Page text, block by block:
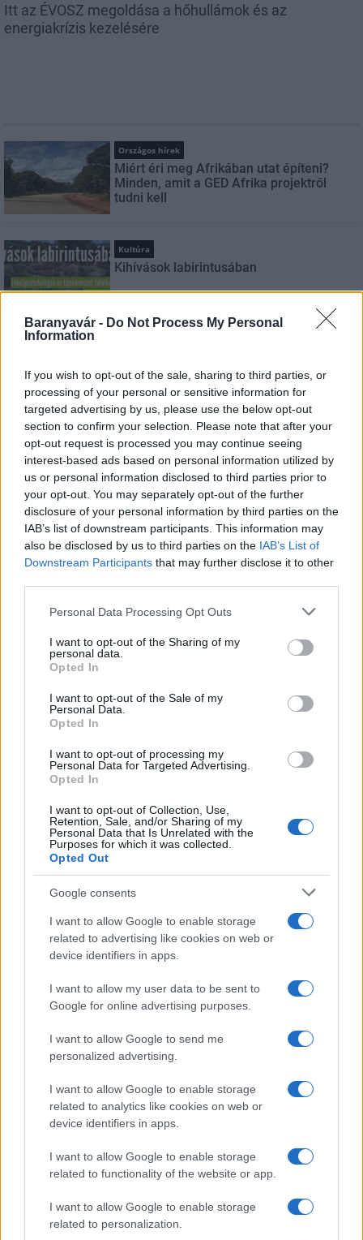
Baranyavár - Do Not Process My Personal
Information
If you wish to opt-out of the sale, sharing to third parties, or
processing of your personal or sensitive information for
targeted advertising by us, please use the below opt-out
section to confirm your selection. Please note that after your
opt-out request is processed you may continue seeing
interest-based ads based on personal information utilized by
us or personal information disclosed to third parties prior to
your opt-out. You may separately opt-out of the further
disclosure of your personal information by third parties on the
IAB’s list of downstream participants. This information may
also be disclosed by us to third parties on the IAB’s List of
Downstream Participants that may further disclose it to other
Please note that this website/app uses one or more Google
not limited to your visit or usage behaviour. You may click to
grant or deny consent to Google and its third-party tags to
use your data for below specified purposes in below Google
consent section.
Personal Data Processing Opt Outs
I want to opt-out of the Sharing of my
personal data.
Opted In
I want to opt-out of the Sale of my
Personal Data.
Opted In
I want to opt-out of processing my
Personal Data for Targeted Advertising.
Opted In
I want to opt-out of Collection, Use,
Retention, Sale, and/or Sharing of my
Personal Data that Is Unrelated with the
Purposes for which it was collected.
Opted Out
Google consents
I want to allow Google to enable storage
related to advertising like cookies on web or
device identifiers in apps.
I want to allow my user data to be sent to
Google for online advertising purposes.
I want to allow Google to send me
personalized advertising.
I want to allow Google to enable storage
related to analytics like cookies on web or
device identifiers in apps.
I want to allow Google to enable storage
related to functionality of the website or app.
I want to allow Google to enable storage
related to personalization.
Itt az ÉVOSZ megoldása a hőhullámok és az
energiakrízis kezelésére
Országos hírek
Miért éri meg Afrikában utat építeni?
Minden, amit a GED Afrika projektről
tudni kell
Kultúra
Kihívások labirintusában
felhasználta az emberiség a Föld egész
évre elegendő erőforrásait
Aktuális
Open Orfű: mozgás, zene, közösség
Kultúra
Brandnyúl mini disco
HÍRLEVÉL
E-mail cím
Feliratkozom a hírlevélre és elfogadom az
adatvédelmi
szabályzatot!
Beindult az őszibarackszezon, szeptemberig élvezhetjük
- csaknem 17 millió tonnával - messze a legnagyobb termelő.
Teliholdas Éjszakai Erdőfürdő
megtapasztald a természet egy másik arcát. Ahogy sötétedik, a
látásunk háttérbe húzódik, és a többi érzékszervünk egyre
éberebbé válik. Felerősödnek a hangok, az illatok, a tapintás
zínekben élt élet - Claire Vasarely életmű-kiállítása a
Múzeum Galériában
Claire Vasarely, a magyar származású francia alkotóművész